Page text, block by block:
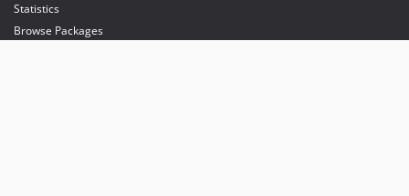
Statistics
Browse Packages